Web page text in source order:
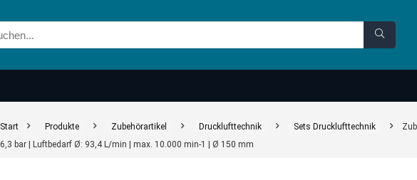
Start Produkte Zubehörartikel Drucklufttechnik Sets Drucklufttechnik
6,3 bar | Luftbedarf Ø: 93,4 L/min | max. 10.000 min-1 | Ø 150 mm